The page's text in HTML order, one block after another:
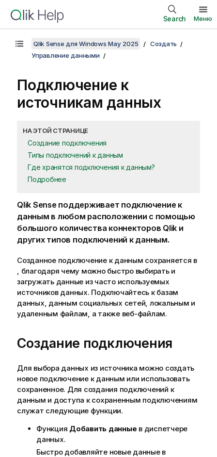
Search Меню
Qlik Sense для Windows May 2025
Создать
Управление данными
Подключение к
источникам данных
НА ЭТОЙ СТРАНИЦЕ
Создание подключения
Типы подключений к данным
Где хранятся подключения к данным?
Подробнее
Qlik Senseподдерживает подключение к
данным в любом расположении с помощью
большого количества коннекторов Qlik и
других типов подключений к данным.
Созданное подключение к данным сохраняется в
, благодаря чему можно быстро выбирать и
загружать данные из часто используемых
источников данных. Подключайтесь к базам
данных, данным социальных сетей, локальным и
удаленным файлам, а также веб-файлам.
Создание подключения
Для выбора данных из источника можно создать
новое подключение к данным или использовать
сохраненное. Для создания подключений к
данным и доступа к сохраненным подключениям
служат следующие функции.
Функция Добавить данные в диспетчере
данных.
Быстро добавляйте новые данные в